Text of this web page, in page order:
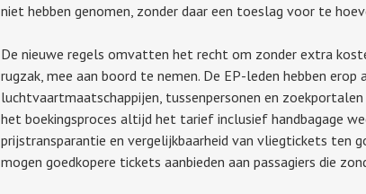
niet hebben genomen, zonder daar een toeslag voor te
De nieuwe regels omvatten het recht om zonder extra
rugzak, mee aan boord te nemen. De EP-leden hebben erop
luchtvaartmaatschappijen, tussenpersonen en
het boekingsproces altijd het tarief inclusief handbagage
prijstransparantie en vergelijkbaarheid van vliegtickets ten
mogen goedkopere tickets aanbieden aan passagiers die